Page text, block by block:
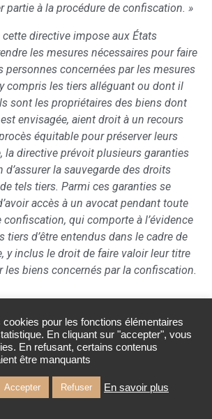
partie à la procédure de confiscation. »
cette directive impose aux États
les mesures nécessaires pour faire
personnes concernées par les mesures
compris les tiers alléguant ou dont il
sont les propriétaires des biens dont
envisagée, aient droit à un recours
équitable pour préserver leurs
la directive prévoit plusieurs garanties
la sauvegarde des droits
tels tiers. Parmi ces garanties se
accès à un avocat pendant toute
confiscation, qui comporte à l’évidence
tiers d’être entendus dans le cadre de
y inclus le droit de faire valoir leur titre
les biens concernés par la confiscation.
– Varna
jurisprudentiel n’émane pas
constitutionnel a été saisi de toute
prioritaires de constitutionnalité
cookies pour les fonctions élémentaires
En cliquant sur "accepter", vous
En refusant, certains contenus
être manquants
Accepter Refuser En savoir plus